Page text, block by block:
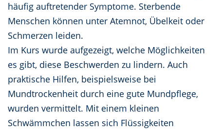
häufig auftretender Symptome. Sterbende
Menschen können unter Atemnot, Übelkeit oder
Schmerzen leiden.
Im Kurs wurde aufgezeigt, welche Möglichkeiten
es gibt, diese Beschwerden zu lindern. Auch
praktische Hilfen, beispielsweise bei
Mundtrockenheit durch eine gute Mundpflege,
wurden vermittelt. Mit einem kleinen
Schwämmchen lassen sich Flüssigkeiten